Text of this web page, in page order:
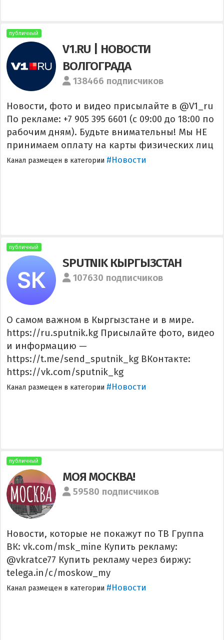
публичный
V1.RU | НОВОСТИ
ВОЛГОГРАДА
138466 подписчиков
Новости, фото и видео присылайте в @V1_ru
По рекламе: +7 905 395 6601 (с 09:00 до 18:00 по
рабочим дням). Будьте внимательны! Мы НЕ
принимаем оплату на карты физических лиц
Канал размещен в категории #Новости
публичный
SPUTNIK КЫРГЫЗСТАН
107630 подписчиков
О самом важном в Кыргызстане и в мире.
https://ru.sputnik.kg Присылайте фото, видео
и информацию —
https://t.me/send_sputnik_kg ВКонтакте:
https://vk.com/sputnik_kg
Канал размещен в категории #Новости
публичный
МОЯ МОСКВА!
59580 подписчиков
Новости, которые не покажут по ТВ Группа
ВК: vk.com/msk_mine Купить рекламу:
@vkratce77 Купить рекламу через биржу:
telega.in/c/moskow_my
Канал размещен в категории #Новости